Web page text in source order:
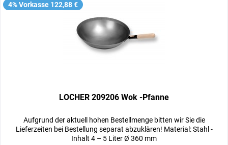
4% Vorkasse 122,88 €
LOCHER 209206 Wok -Pfanne
Aufgrund der aktuell hohen Bestellmenge bitten wir Sie die
Lieferzeiten bei Bestellung separat abzuklären! Material: Stahl -
Inhalt 4 – 5 Liter Ø 360 mm